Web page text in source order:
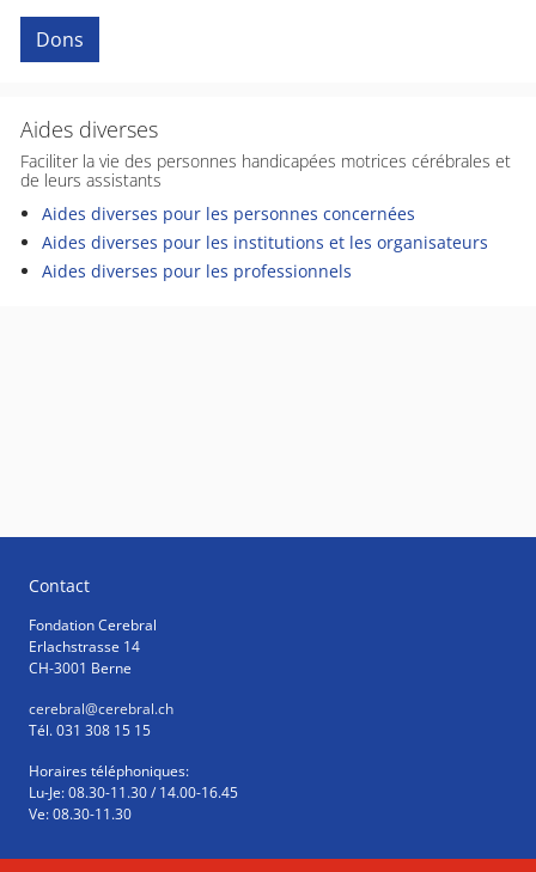
Dons
Aides diverses
Faciliter la vie des personnes handicapées motrices cérébrales et
de leurs assistants
Aides diverses pour les personnes concernées
Aides diverses pour les institutions et les organisateurs
Aides diverses pour les professionnels
Contact
Fondation Cerebral
Erlachstrasse 14
CH-3001 Berne
cerebral@cerebral.ch
Tél. 031 308 15 15
Horaires téléphoniques:
Lu-Je: 08.30-11.30 / 14.00-16.45
Ve: 08.30-11.30